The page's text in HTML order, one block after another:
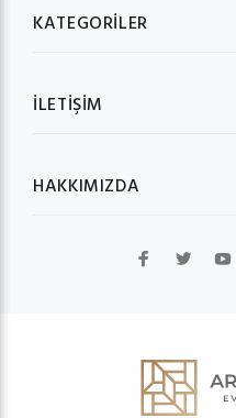
KATEGORİLER
İLETİŞİM
HAKKIMIZDA